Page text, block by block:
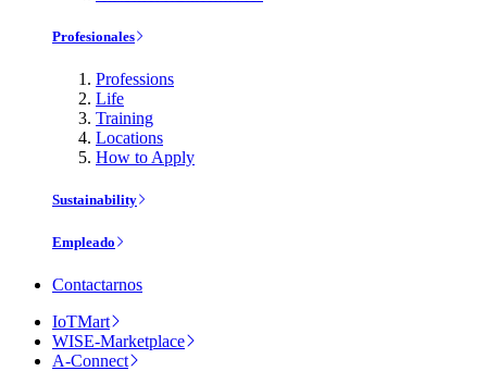
Profesionales
Professions
Life
Training
Locations
How to Apply
Sustainability
Empleado
Contactarnos
IoTMart
WISE-Marketplace
A-Connect